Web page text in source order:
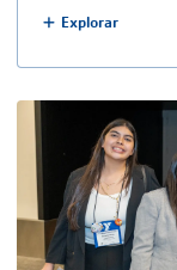
Explorar